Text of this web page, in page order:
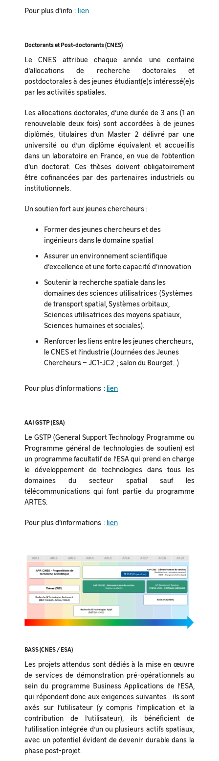
Pour plus d’info : lien
Doctorants et Post-doctorants (CNES)
Le CNES attribue chaque année une centaine
d’allocations de recherche doctorales et
postdoctorales à des jeunes étudiant(e)s intéressé(e)s
par les activités spatiales.
Les allocations doctorales, d’une durée de 3 ans (1 an
renouvelable deux fois) sont accordées à de jeunes
diplômés, titulaires d’un Master 2 délivré par une
université ou d’un diplôme équivalent et accueillis
dans un laboratoire en France, en vue de l’obtention
d’un doctorat. Ces thèses doivent obligatoirement
être cofinancées par des partenaires industriels ou
institutionnels.
Un soutien fort aux jeunes chercheurs :
Former des jeunes chercheurs et des
ingénieurs dans le domaine spatial
Assurer un environnement scientifique
d’excellence et une forte capacité d’innovation
Soutenir la recherche spatiale dans les
domaines des sciences utilisatrices (Systèmes
de transport spatial, Systèmes orbitaux,
Sciences utilisatrices des moyens spatiaux,
Sciences humaines et sociales).
Renforcer les liens entre les jeunes chercheurs,
le CNES et l’industrie (Journées des Jeunes
Chercheurs – JC1-JC2 ; salon du Bourget…)
Pour plus d’informations : lien
AAI GSTP (ESA)
Le GSTP (General Support Technology Programme ou
Programme général de technologies de soutien) est
un programme facultatif de l’ESA qui prend en charge
le développement de technologies dans tous les
domaines du secteur spatial sauf les
télécommunications qui font partie du programme
ARTES.
Pour plus d’informations : lien
BASS (CNES / ESA)
Les projets attendus sont dédiés à la mise en œuvre
de services de démonstration pré-opérationnels au
sein du programme Business Applications de l’ESA,
qui répondent donc aux exigences suivantes : ils sont
axés sur l’utilisateur (y compris l’implication et la
contribution de l’utilisateur), ils bénéficient de
l’utilisation intégrée d’un ou plusieurs actifs spatiaux,
avec un potentiel évident de devenir durable dans la
phase post-projet.